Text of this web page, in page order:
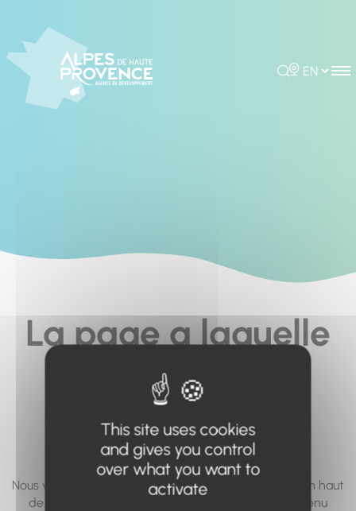
Rechercher
Choisir la
La page a laquelle
vous cherchez à
accéder n'existe
pas... ou plus.
Nous vous invitons à utiliser le moteur de recherche en haut
de page, ou à utiliser le menu pour trouver le contenu
This site uses cookies
and gives you control
over what you want to
activate